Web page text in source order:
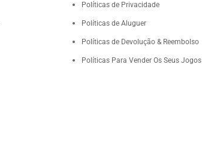
Políticas de Privacidade
Políticas de Aluguer
Políticas de Devolução & Reembolso
Políticas Para Vender Os Seus Jogos